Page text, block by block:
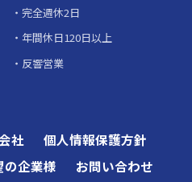
完全週休2日
年間休日120日以上
反響営業
社
個人情報保護方針
の企業様 お問い合わせ